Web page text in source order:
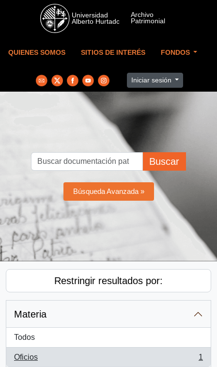
Skip to main content
QUIENES SOMOS SITIOS DE INTERÉS FONDOS
Iniciar sesión
Buscar
Búsqueda Avanzada »
Restringir resultados por:
Materia
Todos
Oficios
, 1 resultados
1